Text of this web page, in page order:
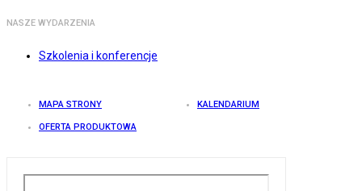
NASZE WYDARZENIA
Szkolenia i konferencje
MAPA STRONY KALENDARIUM
OFERTA PRODUKTOWA